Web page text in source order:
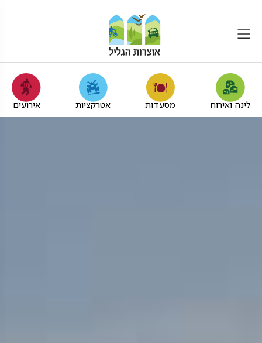
לינה ואירוח מסעדות אטרקציות אירועים